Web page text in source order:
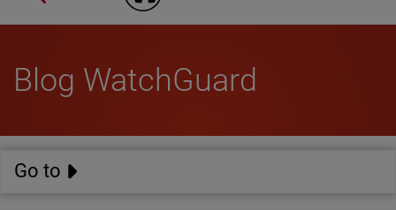
Blog WatchGuard
Go to